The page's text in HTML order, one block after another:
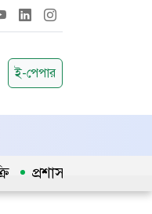
ই-পেপার
প্রশাসনে অনুপ্রবেশ